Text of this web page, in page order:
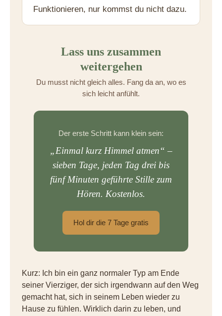
Funktionieren, nur kommst du nicht dazu.
Lass uns zusammen
weitergehen
Du musst nicht gleich alles. Fang da an, wo es
sich leicht anfühlt.
Der erste Schritt kann klein sein:
„Einmal kurz Himmel atmen“ –
sieben Tage, jeden Tag drei bis
fünf Minuten geführte Stille zum
Hören. Kostenlos.
Hol dir die 7 Tage gratis
Kurz: Ich bin ein ganz normaler Typ am Ende
seiner Vierziger, der sich irgendwann auf den Weg
gemacht hat, sich in seinem Leben wieder zu
Hause zu fühlen. Wirklich darin zu leben, und